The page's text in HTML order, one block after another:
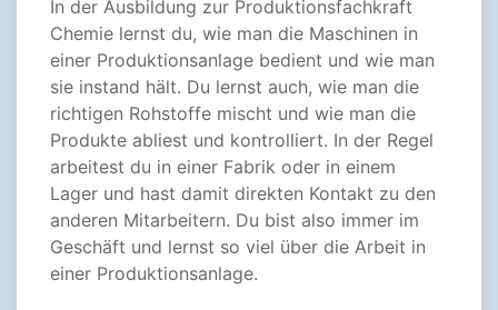
In der Ausbildung zur Produktionsfachkraft
Chemie lernst du, wie man die Maschinen in
einer Produktionsanlage bedient und wie man
sie instand hält. Du lernst auch, wie man die
richtigen Rohstoffe mischt und wie man die
Produkte abliest und kontrolliert. In der Regel
arbeitest du in einer Fabrik oder in einem
Lager und hast damit direkten Kontakt zu den
anderen Mitarbeitern. Du bist also immer im
Geschäft und lernst so viel über die Arbeit in
einer Produktionsanlage.